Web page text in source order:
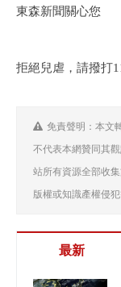
東森新聞關心您
拒絕兒虐，請撥打
免責聲明：本文
不代表本網贊同其
站所有資源全部收
版權或知識產權侵
最新